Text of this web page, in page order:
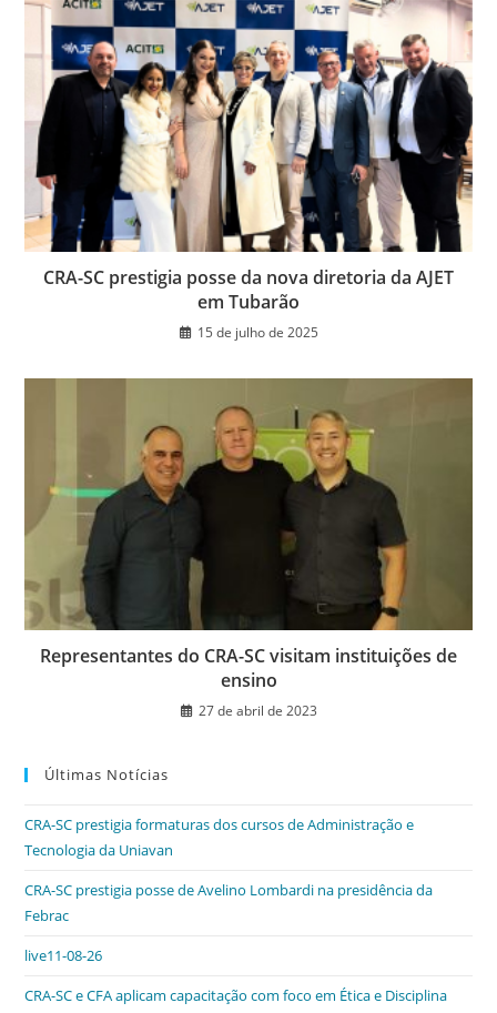
CRA-SC prestigia posse da nova diretoria da AJET
em Tubarão
15 de julho de 2025
Representantes do CRA-SC visitam instituições de
ensino
27 de abril de 2023
Últimas Notícias
CRA-SC prestigia formaturas dos cursos de Administração e
Tecnologia da Uniavan
CRA-SC prestigia posse de Avelino Lombardi na presidência da
Febrac
live11-08-26
CRA-SC e CFA aplicam capacitação com foco em Ética e Disciplina